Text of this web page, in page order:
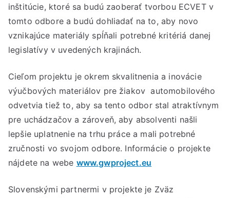
inštitúcie, ktoré sa budú zaoberať tvorbou ECVET v
tomto odbore a budú dohliadať na to, aby novo
vznikajúce materiály spĺňali potrebné kritériá danej
legislatívy v uvedených krajinách.
Cieľom projektu je okrem skvalitnenia a inovácie
výučbových materiálov pre žiakov automobilového
odvetvia tiež to, aby sa tento odbor stal atraktívnym
pre uchádzačov a zároveň, aby absolventi našli
lepšie uplatnenie na trhu práce a mali potrebné
zručnosti vo svojom odbore. Informácie o projekte
nájdete na webe www.gwproject.eu
Slovenskými partnermi v projekte je Zväz